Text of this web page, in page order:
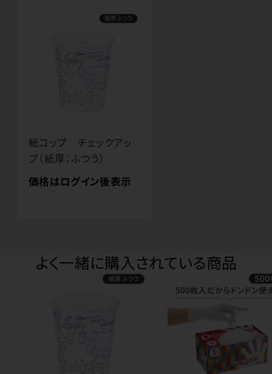
紙コップ チェックアッ
プ（紙厚：ふつう）
価格はログイン後表示
よく一緒に購入されている商品